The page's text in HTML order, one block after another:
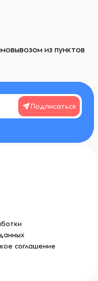
из пунктов
Подписаться
соглашение